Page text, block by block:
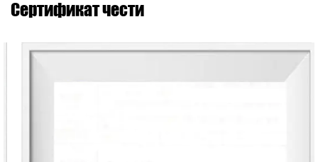
Сертификат чести